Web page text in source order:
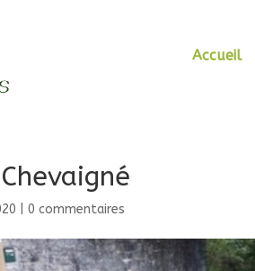
Accueil
|0 commentaires